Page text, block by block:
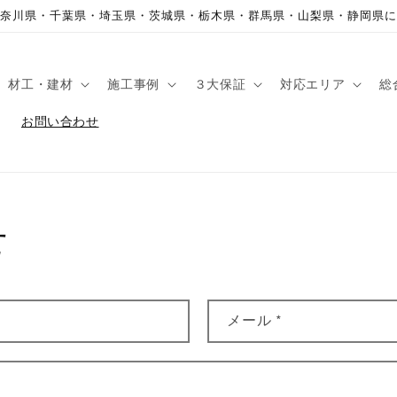
川県・千葉県・埼玉県・茨城県・栃木県・群馬県・山梨県・静岡県
材工・建材 施工事例 ３大保証 対応エリア 総
お問い合わせ
メール *